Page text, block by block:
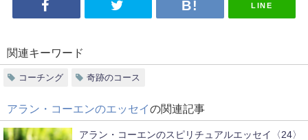
LINE
関連キーワード
コーチング 奇跡のコース
アラン・コーエンのエッセイの関連記事
アラン・コーエンのスピリチュアルエッセイ〈24〉